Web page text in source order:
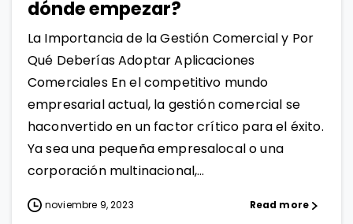
dónde empezar?
La Importancia de la Gestión Comercial y Por
Qué Deberías Adoptar Aplicaciones
Comerciales En el competitivo mundo
empresarial actual, la gestión comercial se
haconvertido en un factor crítico para el éxito.
Ya sea una pequeña empresalocal o una
corporación multinacional,...
noviembre 9, 2023 Read more